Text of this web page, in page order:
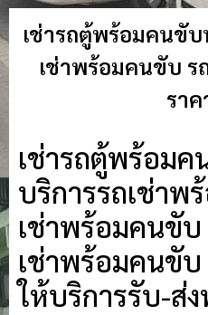
เช่ารถตู้พร้อมคนขั
เช่าพร้อมคนขับ
รา
เช่ารถตู้พร้อม
บริการรถเช่าพ
เช่าพร้อมคนขั
เช่าพร้อมคนขั
ให้บริการรับ-ส่